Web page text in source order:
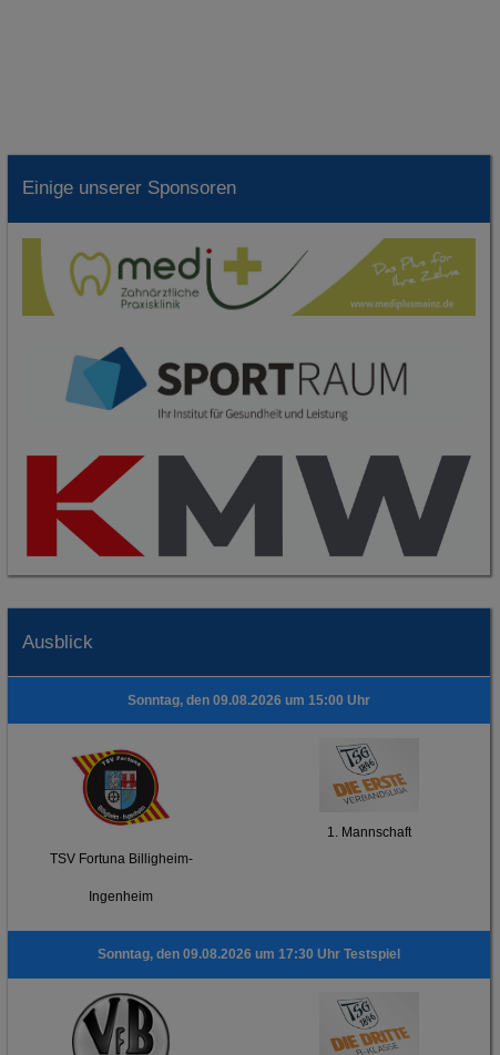
Einige unserer Sponsoren
Ausblick
Sonntag, den 09.08.2026 um 15:00 Uhr
TSV Fortuna Billigheim-
Ingenheim
1. Mannschaft
Sonntag, den 09.08.2026 um 17:30 Uhr Testspiel